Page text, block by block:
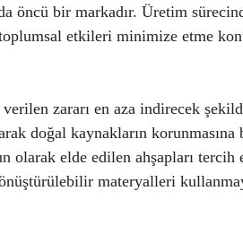
bir markadır. Üretim
etkileri minimize etme
zararı en aza indirecek
doğal kaynakların
elde edilen ahşapları tercih
materyalleri